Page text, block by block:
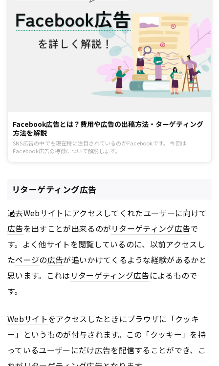
Facebook広告とは？費用や広告の出稿方法・ターゲティング
方法を解説
SNS広告の中でも現在特に注目されているのがFacebookです。 今回は
Facebook広告の特徴について解説します。
リターゲティング広告
過去Webサイト にアクセスしてくれたユーザーに向けて
広告を出すことが出来るのがリターゲティング広告で
す。よく他サイトを閲覧しているのに、以前アクセスし
たページの広告が追いかけてくるような経験があるかと
思います。これは リターゲティング広告によるもので
す。
Webサイトをアクセスしたときにブラウザに「クッキ
ー」というものが付与されます。この「クッキー」を持
っているユーザーにだけ広告を配信することができ、こ